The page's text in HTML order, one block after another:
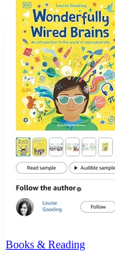
Books & Reading